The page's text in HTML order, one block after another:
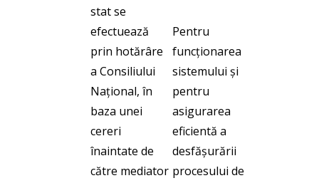
stat se
efectuează
prin hotărâre
a Consiliului
Național, în
baza unei
cereri
înaintate de
către mediator
Pentru
funcționarea
sistemului și
pentru
asigurarea
eficientă a
desfăşurării
procesului de